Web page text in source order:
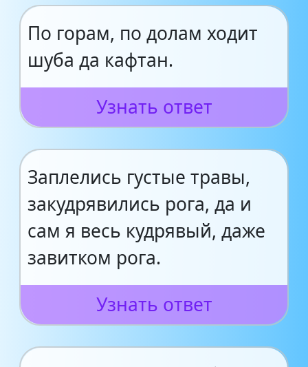
По горам, по долам ходит
шуба да кафтан.
Узнать ответ
Заплелись густые травы,
закудрявились рога, да и
сам я весь кудрявый, даже
завитком рога.
Узнать ответ